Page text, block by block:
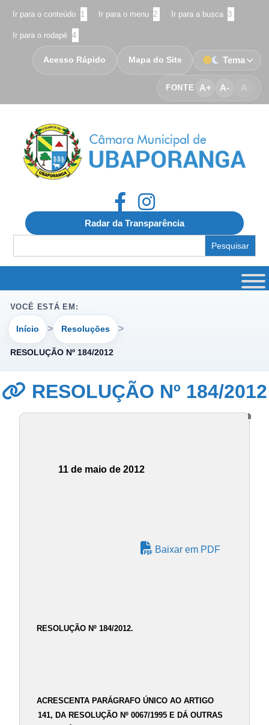
Ir para o conteúdo 1 Ir para o menu 2 Ir para a busca 3
Ir para o rodapé 4
FONTE A+ A- A
Acesso Rápido Mapa do Site Tema
Radar da Transparência
for:
VOCÊ ESTÁ EM:
Início Resoluções
RESOLUÇÃO Nº 184/2012
RESOLUÇÃO Nº 184/2012
11 de maio de 2012
Baixar em PDF
RESOLUÇÃO Nº 184/2012.
ACRESCENTA PARÁGRAFO ÚNICO AO ARTIGO
141, DA RESOLUÇÃO Nº 0067/1995 E DÁ OUTRAS